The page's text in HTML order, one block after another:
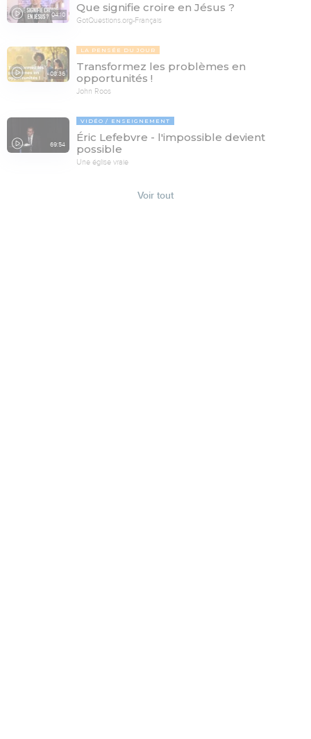
04:10
Que signifie croire en Jésus ?
GotQuestions.org-Français
08:36
LA PENSÉE DU JOUR
Transformez les problèmes en
opportunités !
John Roos
69:54
VIDÉO ENSEIGNEMENT
Éric Lefebvre - l'impossible devient
possible
Une église vraie
Voir tout